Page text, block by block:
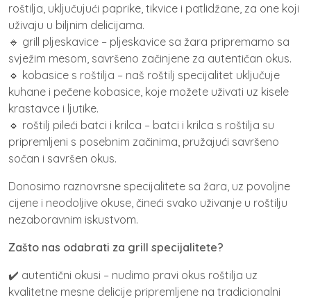
roštilja, uključujući paprike, tikvice i patlidžane, za one koji
uživaju u biljnim delicijama.
🔹 grill pljeskavice – pljeskavice sa žara pripremamo sa
svježim mesom, savršeno začinjene za autentičan okus.
🔹 kobasice s roštilja – naš roštilj specijalitet uključuje
kuhane i pečene kobasice, koje možete uživati uz kisele
krastavce i ljutike.
🔹 roštilj pileći batci i krilca – batci i krilca s roštilja su
pripremljeni s posebnim začinima, pružajući savršeno
sočan i savršen okus.
Donosimo raznovrsne specijalitete sa žara, uz povoljne
cijene i neodoljive okuse, čineći svako uživanje u roštilju
nezaboravnim iskustvom.
Zašto nas odabrati za grill specijalitete?
✔️ autentični okusi – nudimo pravi okus roštilja uz
kvalitetne mesne delicije pripremljene na tradicionalni